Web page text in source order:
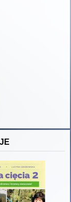
Dorada